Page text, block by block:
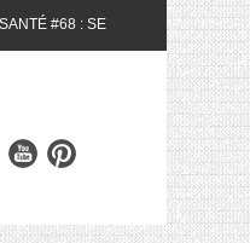
#68 : SE
MAI 2024 FEAT.
PREP &